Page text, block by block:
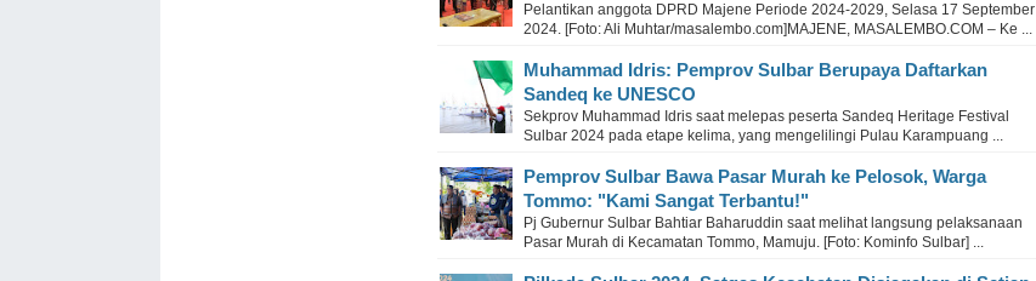
Pelantikan anggota DPRD Majene Periode 2024-2029, Selasa 17 September
2024. [Foto: Ali Muhtar/masalembo.com]MAJENE, MASALEMBO.COM – Ke ...
Muhammad Idris: Pemprov Sulbar Berupaya Daftarkan
Sandeq ke UNESCO
Sekprov Muhammad Idris saat melepas peserta Sandeq Heritage Festival
Sulbar 2024 pada etape kelima, yang mengelilingi Pulau Karampuang ...
Pemprov Sulbar Bawa Pasar Murah ke Pelosok, Warga
Tommo: "Kami Sangat Terbantu!"
Pj Gubernur Sulbar Bahtiar Baharuddin saat melihat langsung pelaksanaan
Pasar Murah di Kecamatan Tommo, Mamuju. [Foto: Kominfo Sulbar] ...